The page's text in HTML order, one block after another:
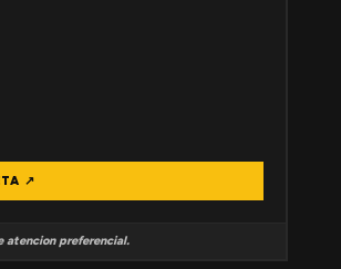
↗
atencion preferencial.